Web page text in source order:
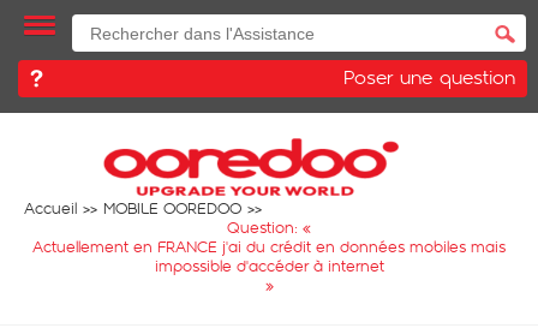
Poser une question
Accueil
MOBILE OOREDOO
Question: «
Actuellement en FRANCE j'ai du crédit en données mobiles mais
impossible d'accéder à internet
»